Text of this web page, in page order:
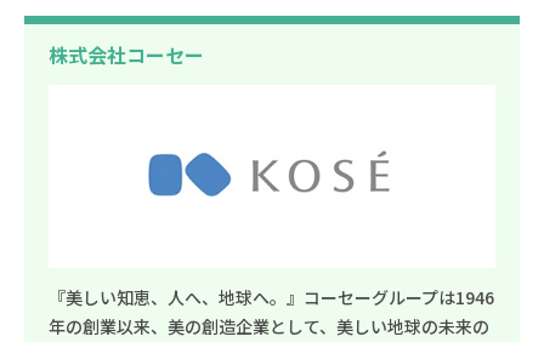
株式会社コーセー
『美しい知恵、人へ、地球へ。』コーセーグループは1946
年の創業以来、美の創造企業として、美しい地球の未来の